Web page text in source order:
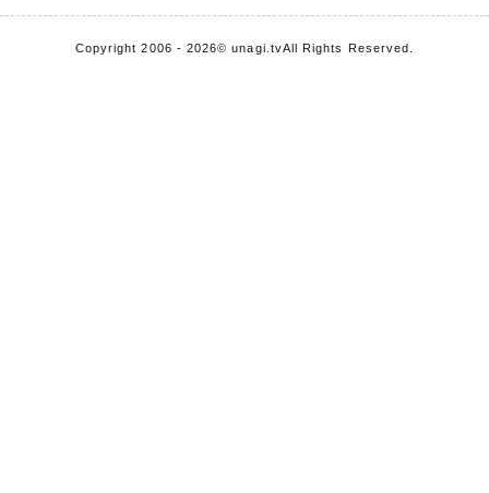
Copyright 2006 - 2026© unagi.tvAll Rights Reserved.